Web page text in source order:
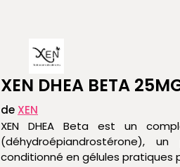
XEN DHEA BETA
de XEN
XEN DHEA Beta est un
(déhydroépiandrostérone),
conditionné en gélules pratiques